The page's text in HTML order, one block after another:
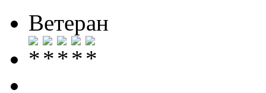
Ветеран